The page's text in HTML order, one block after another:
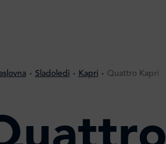
Sladoledi Kapri Quattro Kapri